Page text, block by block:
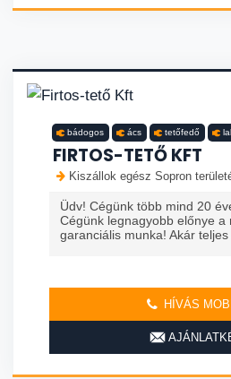
bádogos ács tetőfedő
FIRTOS-TETŐ KFT
Kiszállok egész Sopron
Üdv! Cégünk több mind 20
Cégünk legnagyobb előnye a
garanciális munka! Akár
HÍVÁS